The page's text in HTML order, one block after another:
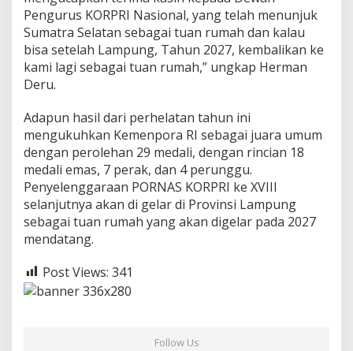
Pengurus KORPRI Nasional, yang telah menunjuk
Sumatra Selatan sebagai tuan rumah dan kalau
bisa setelah Lampung, Tahun 2027, kembalikan ke
kami lagi sebagai tuan rumah,” ungkap Herman
Deru.
Adapun hasil dari perhelatan tahun ini
mengukuhkan Kemenpora RI sebagai juara umum
dengan perolehan 29 medali, dengan rincian 18
medali emas, 7 perak, dan 4 perunggu.
Penyelenggaraan PORNAS KORPRI ke XVIII
selanjutnya akan di gelar di Provinsi Lampung
sebagai tuan rumah yang akan digelar pada 2027
mendatang.
Post Views: 341
Follow Us